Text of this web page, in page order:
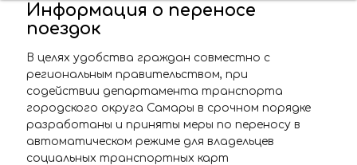
Информация о переносе
поездок
В целях удобства граждан совместно с
региональным правительством, при
содействии департамента транспорта
городского округа Самары в срочном порядке
разработаны и приняты меры по переносу в
автоматическом режиме для владельцев
социальных транспортных карт